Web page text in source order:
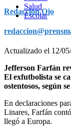
Salud
Escolar
Redacción Ojo
Actualizado el 12/
Jefferson Farfán
El exfutbolista se
ostentosos, según
En declaraciones
Linares, Farfán
llegó a Europa.